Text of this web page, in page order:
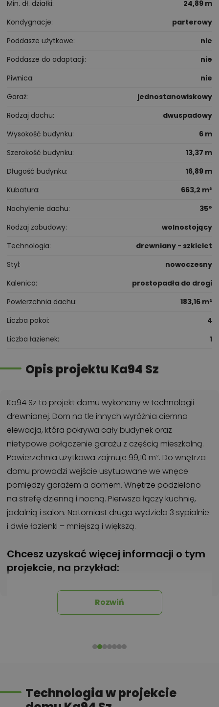
Min. dł. działki
24,89 m
Kondygnacje
parterowy
Poddasze użytkowe
nie
Poddasze do adaptacji
nie
Piwnica
nie
Garaż
jednostanowiskowy
Rodzaj dachu
dwuspadowy
Wysokość budynku
6 m
Szerokość budynku
13,37 m
Długość budynku
16,89 m
Kubatura
663,2 m³
Nachylenie dachu
35°
Rodzaj zabudowy
wolnostojący
Technologia
drewniany - szkielet
Styl
nowoczesny
Kalenica
prostopadła do drogi
Powierzchnia dachu
183,16 m²
Liczba pokoi
4
Liczba łazienek
1
Opis projektu Ka94 Sz
Ka94 Sz to projekt domu wykonany w technologii
drewnianej. Dom na tle innych wyróżnia ciemna
elewacja, która pokrywa cały budynek oraz
nietypowe połączenie garażu z częścią mieszkalną.
Powierzchnia użytkowa zajmuje 99,10 m². Do wnętrza
domu prowadzi wejście usytuowane we wnęce
pomiędzy garażem a domem. Wnętrze podzielono
na strefę dzienną i nocną. Pierwsza łączy kuchnię,
jadalnią i salon. Natomiast druga wydziela 3 sypialnie
i dwie łazienki – mniejszą i większą.
Chcesz uzyskać więcej informacji o tym
projekcie, na przykład:
polecane przez architekta zmiany,
możliwości wprowadzania modyfikacji,
projekty podobne - o zbliżonym układzie lub
optymalizacja kosztów budowy domu według
Rozwiń
Technologia w projekcie